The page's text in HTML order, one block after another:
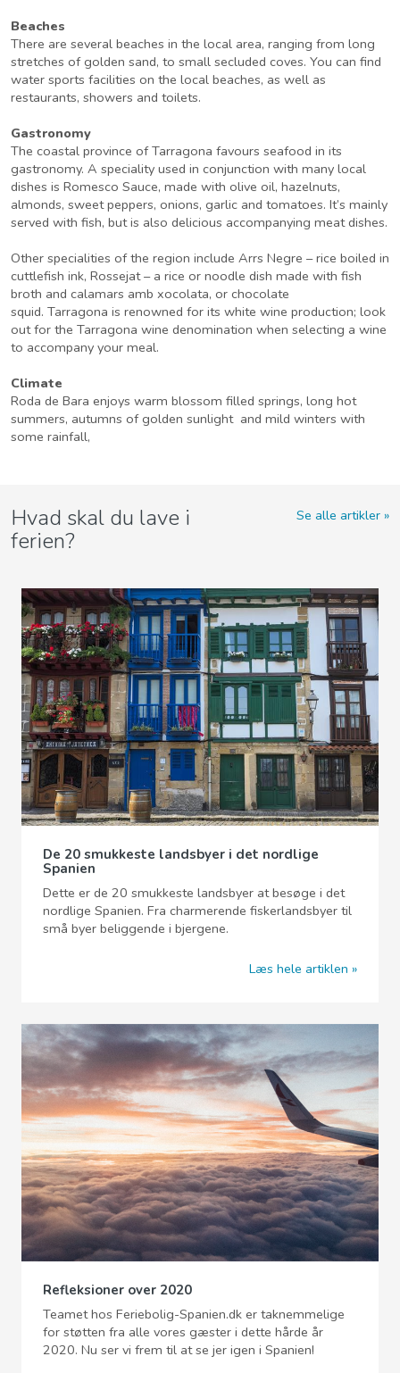
Beaches
There are several beaches in the local area, ranging from long
stretches of golden sand, to small secluded coves. You can find
water sports facilities on the local beaches, as well as
restaurants, showers and toilets.
Gastronomy
The coastal province of Tarragona favours seafood in its
gastronomy. A speciality used in conjunction with many local
dishes is Romesco Sauce, made with olive oil, hazelnuts,
almonds, sweet peppers, onions, garlic and tomatoes. It’s mainly
served with fish, but is also delicious accompanying meat dishes.
Other specialities of the region include Arrs Negre – rice boiled in
cuttlefish ink, Rossejat – a rice or noodle dish made with fish
broth and calamars amb xocolata, or chocolate
squid. Tarragona is renowned for its white wine production; look
out for the Tarragona wine denomination when selecting a wine
to accompany your meal.
Climate
Roda de Bara enjoys warm blossom filled springs, long hot
summers, autumns of golden sunlight and mild winters with
some rainfall,
Hvad skal du lave i
ferien?
Se alle artikler
De 20 smukkeste landsbyer i det nordlige
Spanien
Dette er de 20 smukkeste landsbyer at besøge i det
nordlige Spanien. Fra charmerende fiskerlandsbyer til
små byer beliggende i bjergene.
Læs hele artiklen
Refleksioner over 2020
Teamet hos Feriebolig-Spanien.dk er taknemmelige
for støtten fra alle vores gæster i dette hårde år
2020. Nu ser vi frem til at se jer igen i Spanien!